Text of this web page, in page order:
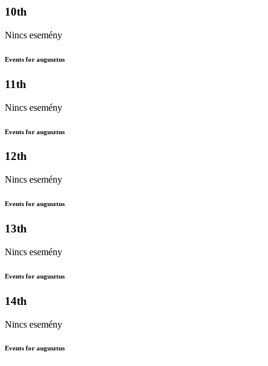
10th
Nincs esemény
Events for augusztus
11th
Nincs esemény
Events for augusztus
12th
Nincs esemény
Events for augusztus
13th
Nincs esemény
Events for augusztus
14th
Nincs esemény
Events for augusztus